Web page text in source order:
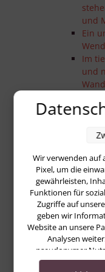
und
Ein
Im
und
Die
Die
Ein
über
Wir verwenden auf
Pixel, um die
gewährleisten,
Funktionen für
Zugriffe auf
geben wir
Website an unsere
Analysen
pseudonymer
Advertising